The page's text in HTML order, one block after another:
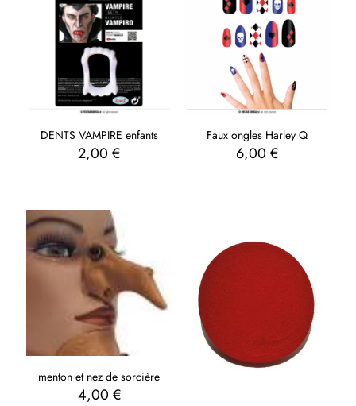
DENTS VAMPIRE enfants
2,00€
Faux ongles Harley Q
6,00 €
menton et nez de sorcière
4,00 €